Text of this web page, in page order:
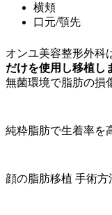
横頬
口元/顎先
オンユ美容整形外科
だけを使用し移植し
無菌環境で脂肪の損
純粋脂肪で生着率を
顔の脂肪移植 手術方